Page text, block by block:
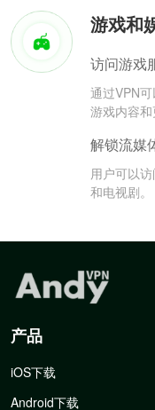
游戏和
访问游戏
通过VPN
游戏内容和
解锁流媒
用户可以
和电视剧。
产品
iOS下载
Android下载